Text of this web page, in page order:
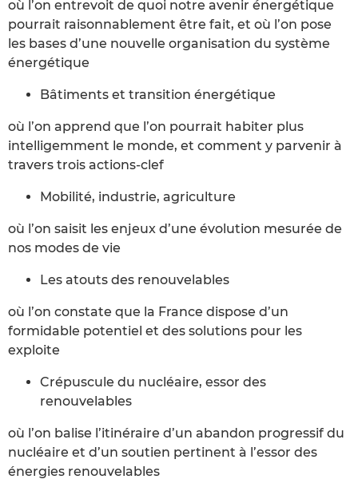
où l’on entrevoit de quoi notre avenir énergétique
pourrait raisonnablement être fait, et où l’on pose
les bases d’une nouvelle organisation du système
énergétique
Bâtiments et transition énergétique
où l’on apprend que l’on pourrait habiter plus
intelligemment le monde, et comment y parvenir à
travers trois actions-clef
Mobilité, industrie, agriculture
où l’on saisit les enjeux d’une évolution mesurée de
nos modes de vie
Les atouts des renouvelables
où l’on constate que la France dispose d’un
formidable potentiel et des solutions pour les
exploite
Crépuscule du nucléaire, essor des
renouvelables
où l’on balise l’itinéraire d’un abandon progressif du
nucléaire et d’un soutien pertinent à l’essor des
énergies renouvelables